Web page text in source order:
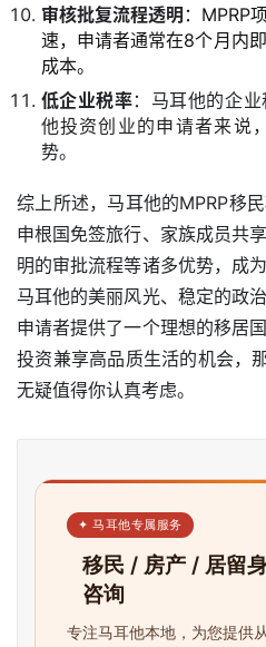
审核批复流程透明 ：MPRP
速，申请者通常在8个月内
成本。
低企业税率：马耳他的企
他投资创业的申请者来说
势。
综上所述，马耳他的MPRP移
申根国免签旅行、家族成员共
明的审批流程等诸多优势，成
马耳他的美丽风光、稳定的政
申请者提供了一个理想的移居
投资兼享高品质生活的机会，
无疑值得你认真考虑。
✦ 马耳他专属服务
移民 / 房产 / 居留
咨询
专注马耳他本地，为您提供从